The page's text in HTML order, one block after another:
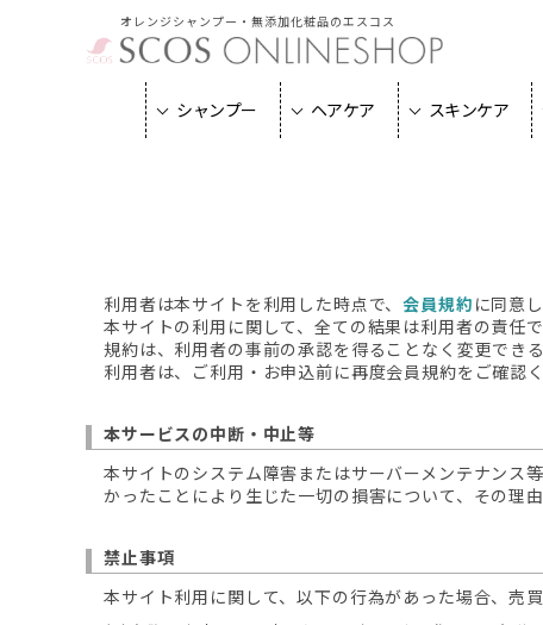
オレンジシャンプー・無添加化粧品のエスコス
シャンプー ヘアケア スキンケア
利用者は本サイトを利用した時点で、会員規約 に同意
本サイトの利用に関して、全ての結果は利用者の責任で
規約は、利用者の事前の承認を得ることなく変更できる
利用者は、ご利用・お申込前に再度会員規約をご確認く
本サービスの中断・中止等
本サイトのシステム障害またはサーバーメンテナンス
かったことにより生じた一切の損害について、その理
禁止事項
本サイト利用に関して、以下の行為があった場合、売